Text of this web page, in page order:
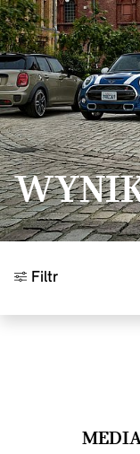
Przejdź do
Filtr